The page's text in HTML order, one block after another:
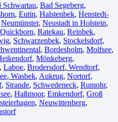
Schwartau, Bad Segeberg,
, Eutin, Halstenbek, Henstedt-
Neumünster, Neustadt in Holstein,
Quickborn, Ratekau, Reinbek,
, Schwarzenbek, Stockelsdorf,
, Bordesholm, Molfsee,
, Mönkeberg,
, Laboe, Brodersdorf, Wendtorf,
, Wasbek, Aukrug, Nortorf,
, Strande, Schwedeneck, Rumohr,
, Haßmoor, Emkendorf, Groß
, Neuwittenberg,